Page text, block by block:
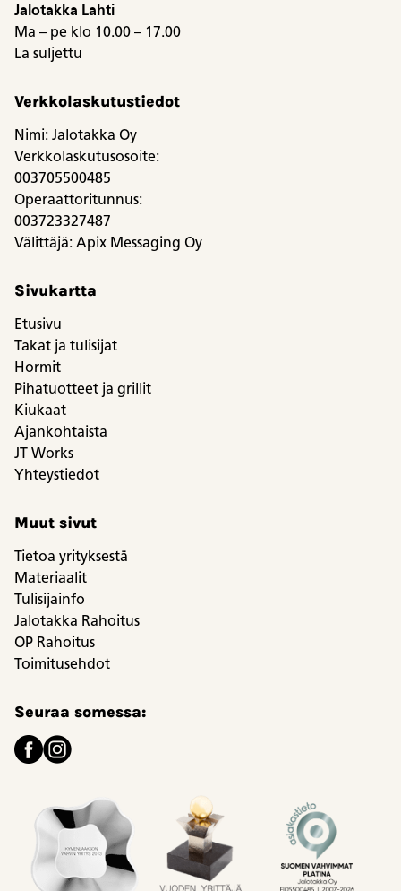
Jalotakka Lahti
Ma – pe klo 10.00 – 17.00
La suljettu
Verkkolaskutustiedot
Nimi: Jalotakka Oy
Verkkolaskutusosoite:
003705500485
Operaattoritunnus:
003723327487
Välittäjä: Apix Messaging Oy
Sivukartta
Etusivu
Takat ja tulisijat
Hormit
Pihatuotteet ja grillit
Kiukaat
Ajankohtaista
JT Works
Yhteystiedot
Muut sivut
Tietoa yrityksestä
Materiaalit
Tulisijainfo
Jalotakka Rahoitus
OP Rahoitus
Toimitusehdot
Seuraa somessa: